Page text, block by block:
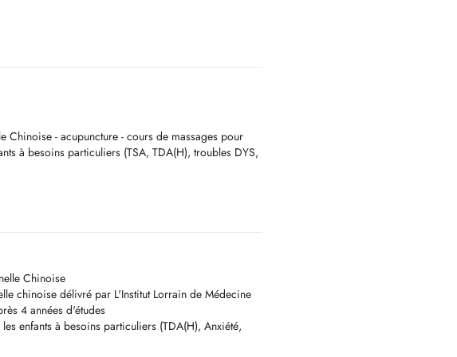
Chinoise - acupuncture - cours de massages pour
à besoins particuliers (TSA, TDA(H), troubles DYS,
annulables sans frais jusqu'à 48 heures avant votre la
due.
complémentaire santé, vos séances peuvent
Chinoise
chinoise délivré par L'Institut Lorrain de Médecine
4 années d'études
enfants à besoins particuliers (TDA(H), Anxiété,